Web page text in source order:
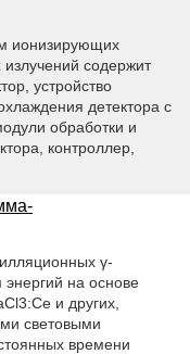
ионизирующих
содержит
устройство
детектора с
обработки и
контроллер,
γ-
энергий на основе
и других,
световыми
времени